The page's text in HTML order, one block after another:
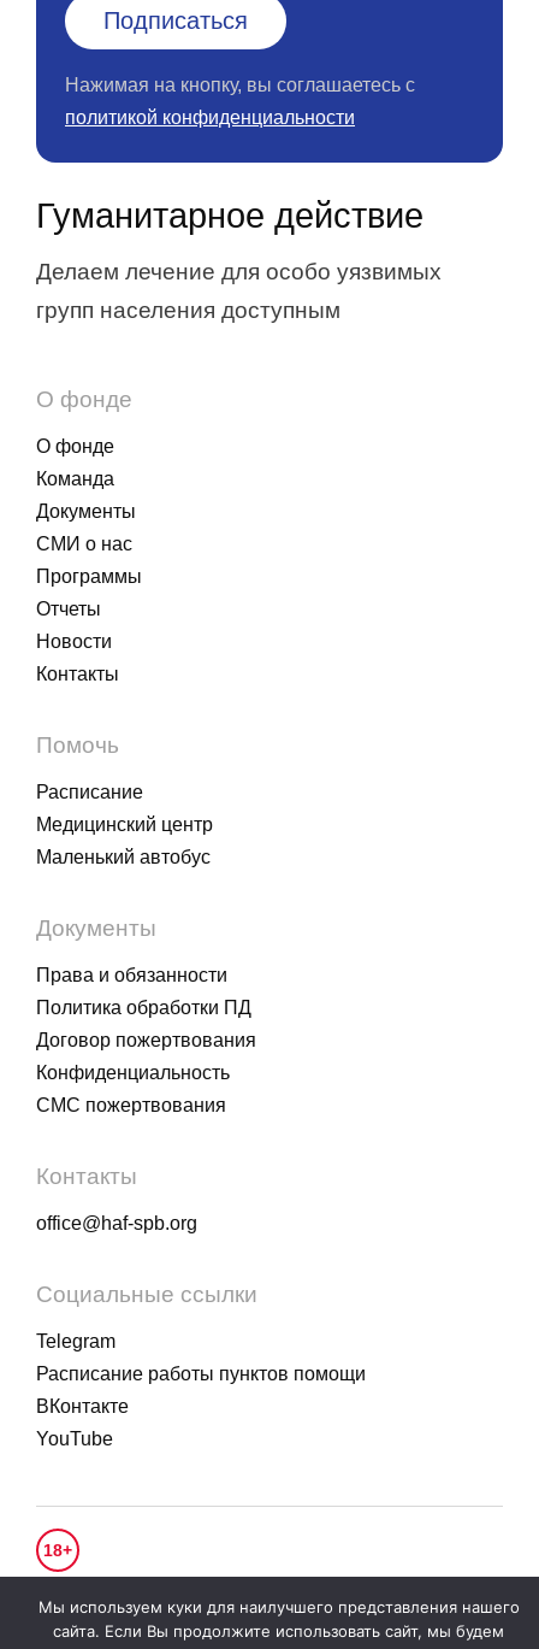
Нажимая на кнопку, вы соглашаетесь с
политикой конфиденциальности
Гуманитарное действие
Делаем лечение для особо уязвимых
групп населения доступным
О фонде
О фонде
Команда
Документы
СМИ о нас
Программы
Отчеты
Новости
Контакты
Помочь
Расписание
Медицинский центр
Маленький автобус
Документы
Права и обязанности
Политика обработки ПД
Договор пожертвования
Конфиденциальность
СМС пожертвования
Контакты
office@haf-spb.org
Социальные ссылки
Telegram
Расписание работы пунктов помощи
ВКонтакте
YouTube
18+
© 2020 - 2026.
Политика конфиденциальности
Мы используем куки для наилучшего представления нашего
сайта. Если Вы продолжите использовать сайт, мы будем